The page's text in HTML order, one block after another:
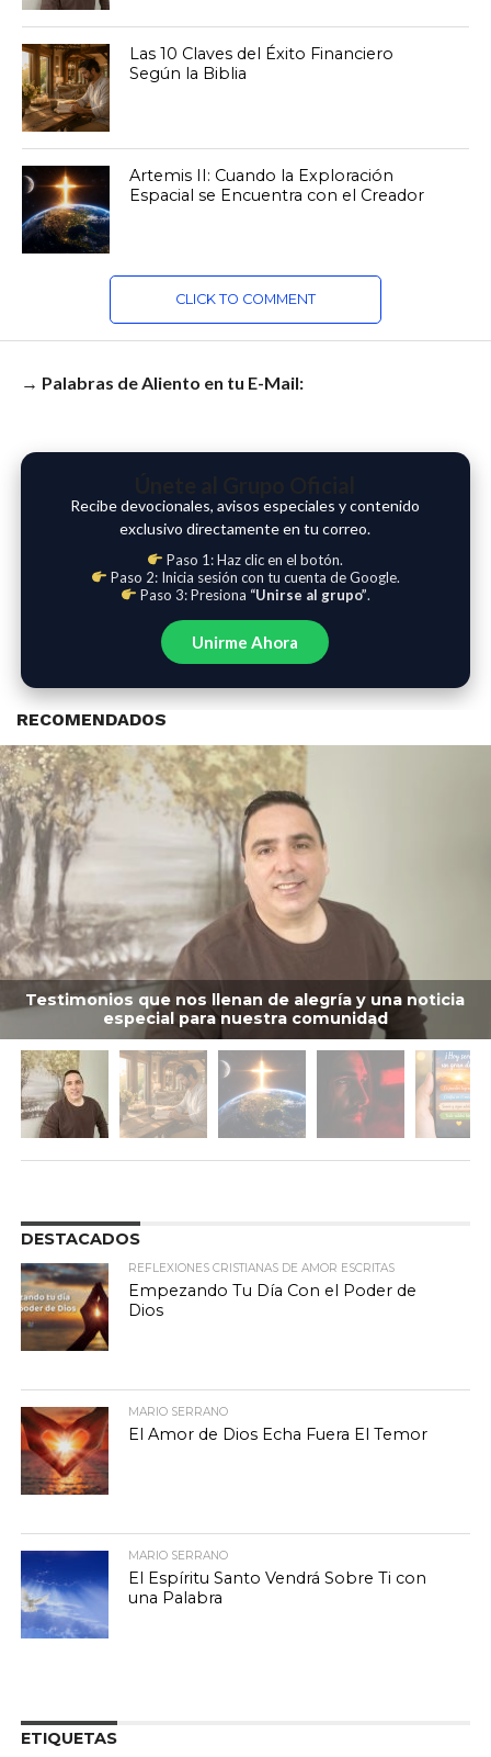
Las 10 Claves del Éxito Financiero
Según la Biblia
Artemis II: Cuando la Exploración
Espacial se Encuentra con el Creador
CLICK TO COMMENT
→ Palabras de Aliento en tu E-Mail:
Recibe devocionales, avisos especiales y contenido
exclusivo directamente en tu correo.
Paso 1: Haz clic en el botón.
Paso 2: Inicia sesión con tu cuenta de Google.
Paso 3: Presiona “Unirse al grupo”.
Unirme Ahora
RECOMENDADOS
Testimonios que nos llenan de alegría y una noticia
especial para nuestra comunidad
DESTACADOS
REFLEXIONES CRISTIANAS DE AMOR ESCRITAS
Empezando Tu Día Con el Poder de
Dios
MARIO SERRANO
El Amor de Dios Echa Fuera El Temor
MARIO SERRANO
El Espíritu Santo Vendrá Sobre Ti con
una Palabra
ETIQUETAS